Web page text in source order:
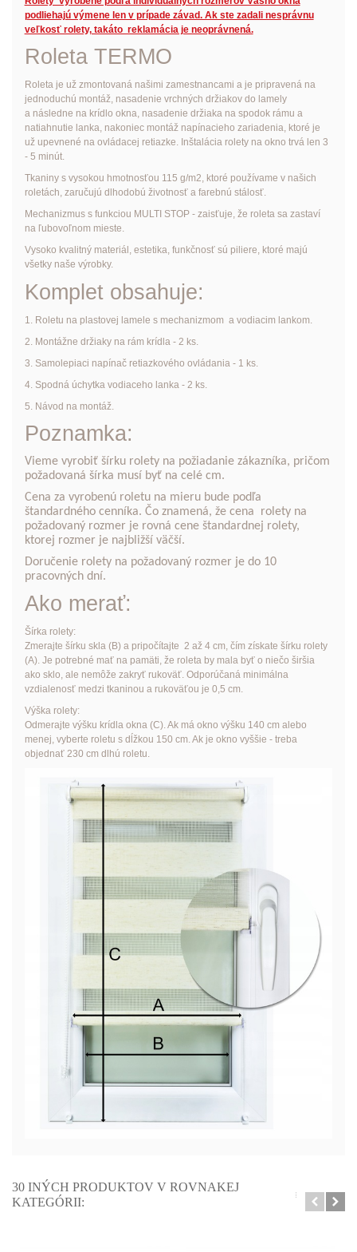
podliehajú výmene len v prípade závad. Ak ste zadali nesprávnu
veľkosť rolety, takáto reklamácia je neoprávnená.
Roleta TERMO
Roleta je už zmontovaná našimi zamestnancami a je pripravená na
jednoduchú montáž, nasadenie vrchných držiakov do lamely
a následne na krídlo okna, nasadenie držiaka na spodok rámu a
natiahnutie lanka, nakoniec montáž napínacieho zariadenia, ktoré je
už upevnené na ovládacej retiazke. Inštalácia rolety na okno trvá len 3
- 5 minút.
Tkaniny s vysokou hmotnosťou 115 g/m2, ktoré používame v našich
roletách, zaručujú dlhodobú životnosť a farebnú stálosť.
Mechanizmus s funkciou MULTI STOP - zaisťuje, že roleta sa zastaví
na ľubovoľnom mieste.
Vysoko kvalitný materiál, estetika, funkčnosť sú piliere, ktoré majú
všetky naše výrobky.
Komplet obsahuje:
1. Roletu na plastovej lamele s mechanizmom a vodiacim lankom.
2. Montážne držiaky na rám krídla - 2 ks.
3. Samolepiaci napínač retiazkového ovládania - 1 ks.
4. Spodná úchytka vodiaceho lanka - 2 ks.
5. Návod na montáž.
Poznamka:
Vieme vyrobiť šírku rolety na požiadanie zákazníka, pričom
požadovaná šírka musí byť na celé cm.
Cena za vyrobenú roletu na mieru bude podľa
štandardného cenníka. Čo znamená, že cena rolety na
požadovaný rozmer je rovná cene štandardnej rolety,
ktorej rozmer je najbližší väčší.
Doručenie rolety na požadovaný rozmer je do 10
pracovných dní.
Ako merať:
Šírka rolety:
Zmerajte šírku skla (B) a pripočítajte 2 až 4 cm, čím získate šírku rolety
(A). Je potrebné mať na pamäti, že roleta by mala byť o niečo širšia
ako sklo, ale nemôže zakryť rukoväť. Odporúčaná minimálna
vzdialenosť medzi tkaninou a rukoväťou je 0,5 cm.
Výška rolety:
Odmerajte výšku krídla okna (C). Ak má okno výšku 140 cm alebo
menej, vyberte roletu s dĺžkou 150 cm. Ak je okno vyššie - treba
objednať 230 cm dlhú roletu.
30 INÝCH PRODUKTOV V ROVNAKEJ
KATEGÓRII: